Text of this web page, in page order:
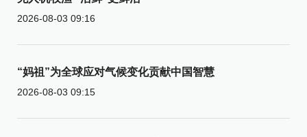
2026-08-03 09:16
“妈祖”为全球应对气候变化贡献中国智慧
2026-08-03 09:15